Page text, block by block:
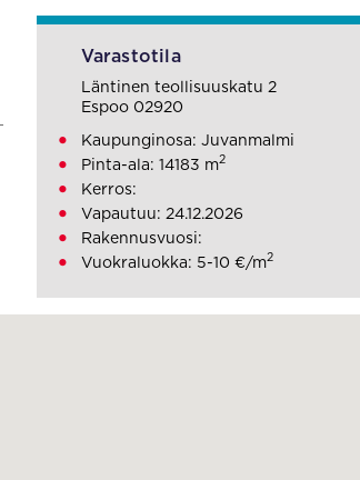
Varastotila
Läntinen teollisuuskatu 2
Espoo 02920
Kaupunginosa: Juvanmalmi
Pinta-ala: 14183 m2
Kerros:
Vapautuu: 24.12.2026
Rakennusvuosi:
Vuokraluokka: 5-10 €/m2